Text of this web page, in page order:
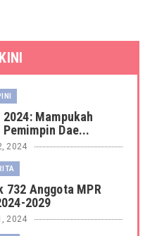
Mampukah
Dae...
2024
Anggota MPR
2029
2024